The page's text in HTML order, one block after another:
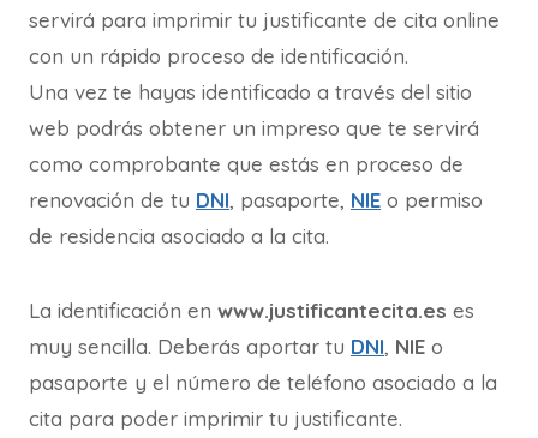
servirá para imprimir tu justificante de cita online
con un rápido proceso de identificación.
Una vez te hayas identificado a través del sitio
web podrás obtener un impreso que te servirá
como comprobante que estás en proceso de
renovación de tu DNI, pasaporte, NIE o permiso
de residencia asociado a la cita.
La identificación en www.justificantecita.es es
muy sencilla. Deberás aportar tu DNI, NIE o
pasaporte y el número de teléfono asociado a la
cita para poder imprimir tu justificante.